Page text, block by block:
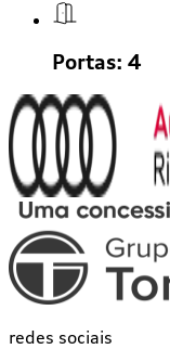
Portas: 4
redes sociais